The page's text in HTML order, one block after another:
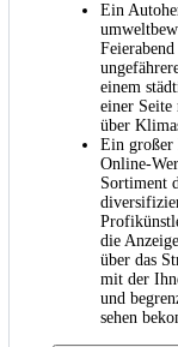
Ein
einem
einer
über
Ein großer
Online-
Sortiment
die
über das
mit der
und
sehen